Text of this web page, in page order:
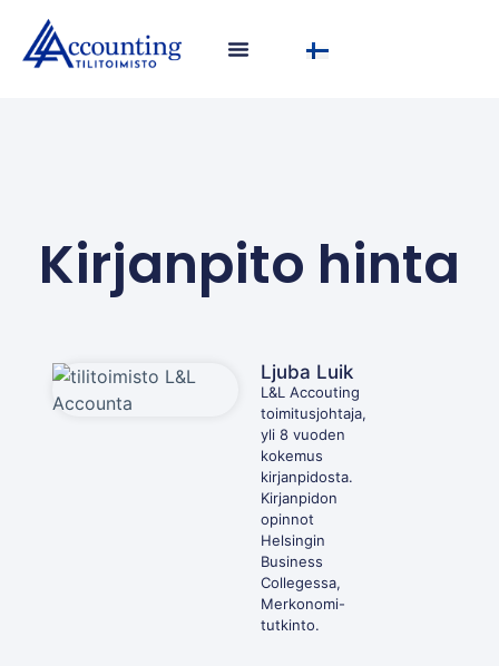
Kirjanpito hinta
Ljuba Luik
L&L Accouting
toimitusjohtaja,
yli 8 vuoden
kokemus
kirjanpidosta.
Kirjanpidon
opinnot
Helsingin
Business
Collegessa,
Merkonomi-
tutkinto.